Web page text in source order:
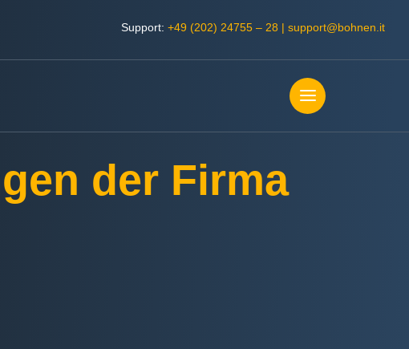
Support: +49 (202) 24755 – 28 | support@bohnen.it
der Firma